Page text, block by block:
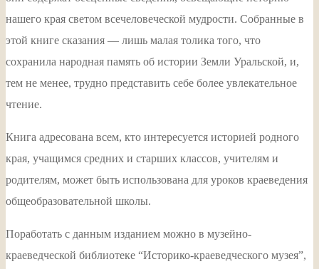
нашего края светом всечеловеческой мудрости. Собранные в
этой книге сказания — лишь малая толика того, что
сохранила народная память об истории Земли Уральской, и,
тем не менее, трудно представить себе более увлекательное
чтение.
Книга адресована всем, кто интересуется историей родного
края, учащимся средних и старших классов, учителям и
родителям, может быть использована для уроков краеведения
общеобразовательной школы.
Поработать с данным изданием можно в музейно-
краеведческой библиотеке “Историко-краеведческого музея”,